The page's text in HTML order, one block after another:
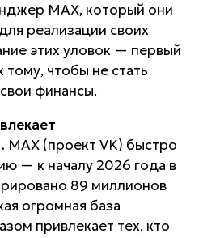
MAX, который они
реализации своих
этих уловок — первый
чтобы не стать
финансы.
MAX (проект VK) быстро
— к началу 2026 года в
89 миллионов
огромная база
привлекает тех, кто